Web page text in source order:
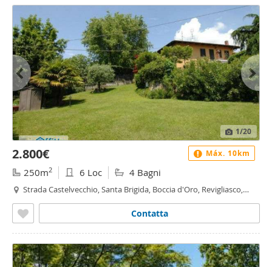
1/20
2.800€
250m2 6 Loc 4 Bagni
Strada Castelvecchio, Santa Brigida, Boccia d'Oro, Revigliasco,
Contatta
Máx. 10km